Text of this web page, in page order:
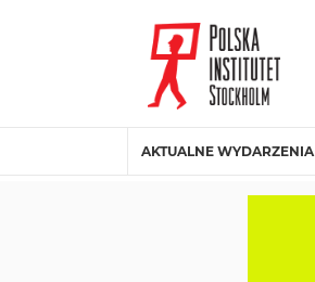
AKTUALNE WYDARZENIA